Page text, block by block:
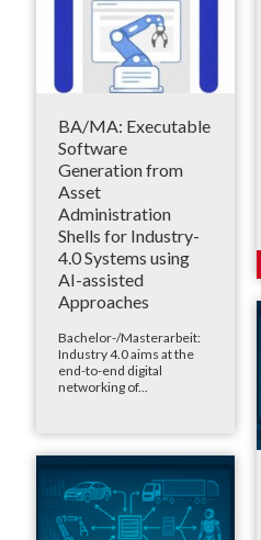
BA/MA: Executable
Software
Generation from
Asset
Administration
Shells for Industry-
4.0 Systems using
AI-assisted
Approaches
Bachelor-/Masterarbeit:
Industry 4.0 aims at the
end-to-end digital
networking of...